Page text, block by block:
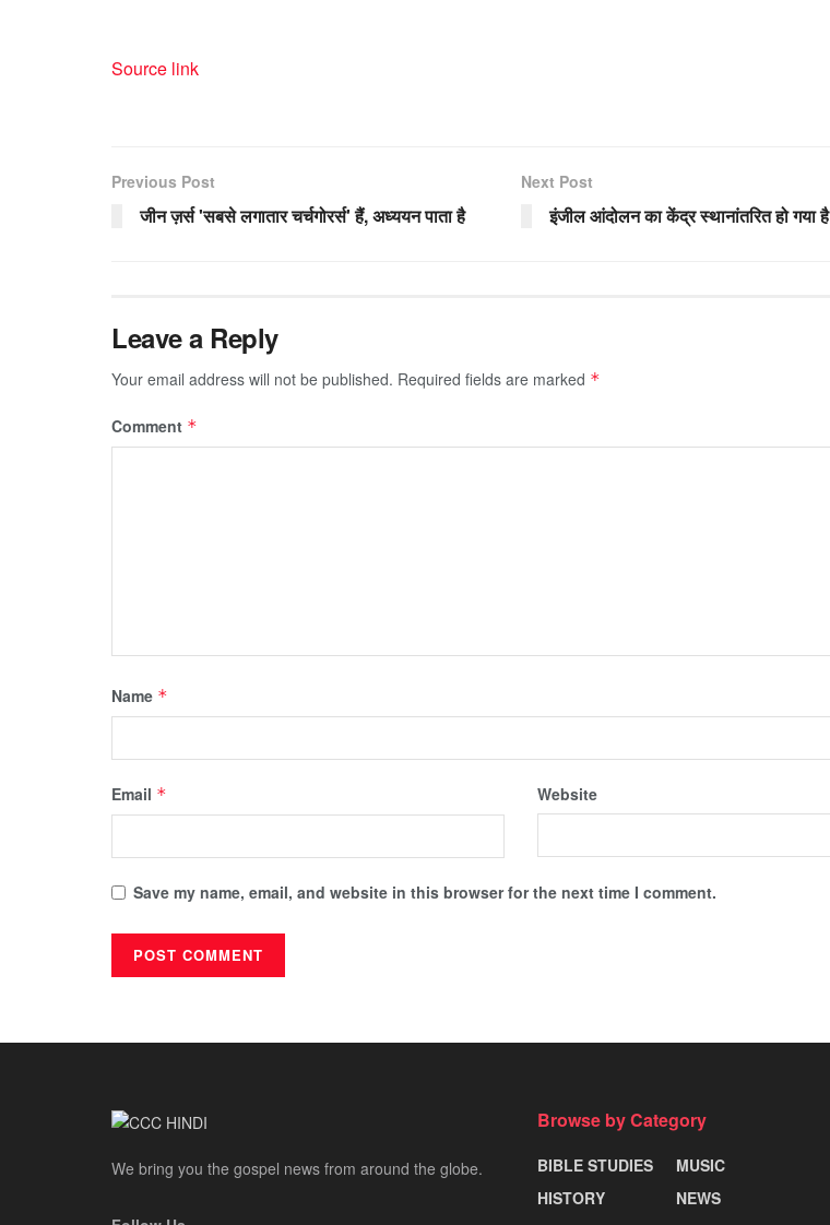
Source link
Previous Post
जीन ज़र्स 'सबसे लगातार चर्चगोरर्स' हैं, अध्ययन पाता है
Next Post
इंजील आंदोलन का केंद्र स्थानांतरित हो गया है
Leave a Reply
Your email address will not be published. Required fields are marked *
Comment *
Name *
Email * Website
Save my name, email, and website in this browser for the next time I comment.
We bring you the gospel news from around the globe.
Browse by Category
BIBLE STUDIES
HISTORY
MUSIC
NEWS